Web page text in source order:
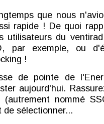
que nous
rapide ! De quoi
utilisateurs du
par exemple, ou
!
de pointe de
aujourd'hui.
nommé
de sélectionner...